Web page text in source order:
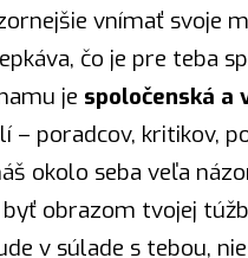
vnímať svoje
čo je pre teba
je spoločenská a
– poradcov, kritikov,
okolo seba veľa
obrazom tvojej
v súlade s tebou,